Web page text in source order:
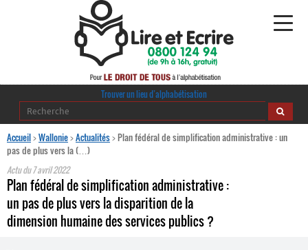
Alphabétisation
Trouver un lieu d’alphabétisation
Accueil>Wallonie>Actualités>Plan fédéral de simplification administrative : un
pas de plus vers la (…)
Actu du7 avril 2022
Plan fédéral de simplification administrative :
un pas de plus vers la disparition de la
dimension humaine des services publics ?